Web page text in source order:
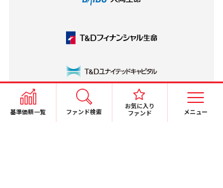
基準価額一覧 ファンド検索
お気に入り
ファンド
メニュー